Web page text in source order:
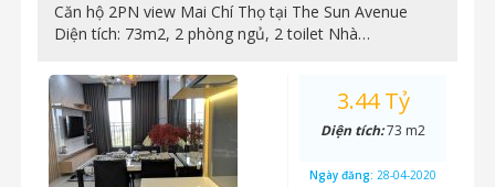
Căn hộ 2PN view Mai Chí Thọ tại The Sun Avenue
Diện tích: 73m2, 2 phòng ngủ, 2 toilet Nhà…
3.44 Tỷ
Diện tích:73 m2
Ngày đăng: 28-04-2020